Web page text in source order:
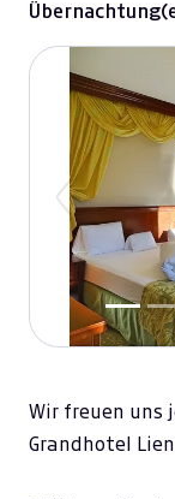
Previous
Wir freuen uns
Grandhotel